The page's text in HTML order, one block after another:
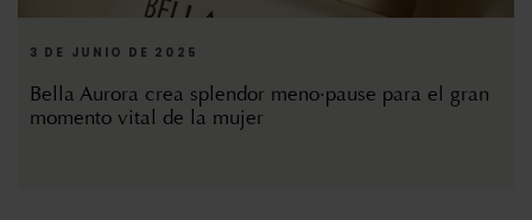
3 DE JUNIO DE 2025
Bella Aurora crea splendor meno·pause para el gran
momento vital de la mujer